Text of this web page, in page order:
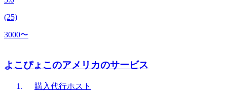
(25)
3000〜
よこぴょこのアメリカのサービス
購入代行ホスト